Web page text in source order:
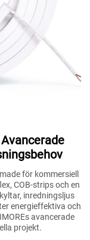
för kommersiell
COB-strips och en
inredningsljus
energieffektiva och
avancerade
projekt.